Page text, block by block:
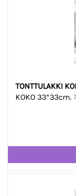
TONTTULAKKI
KOKO 33*33cm.